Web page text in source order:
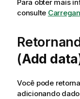
Para obter mais
consulte
(Add data
Você pode
adicionando